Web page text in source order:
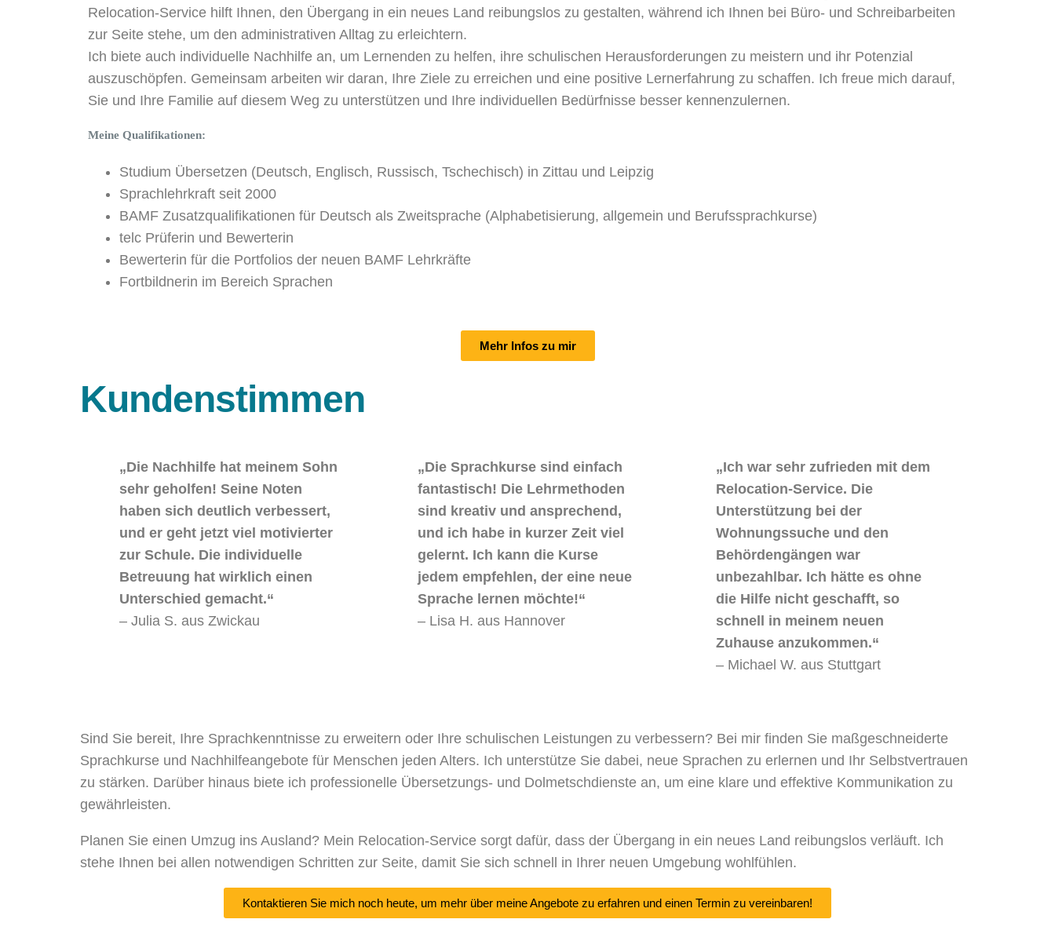
Relocation-Service hilft Ihnen, den Übergang in ein neues Land reibungslos zu gestalten, während ich Ihnen bei Büro- und Schreibarbeiten
zur Seite stehe, um den administrativen Alltag zu erleichtern.
Ich biete auch individuelle Nachhilfe an, um Lernenden zu helfen, ihre schulischen Herausforderungen zu meistern und ihr Potenzial
auszuschöpfen. Gemeinsam arbeiten wir daran, Ihre Ziele zu erreichen und eine positive Lernerfahrung zu schaffen. Ich freue mich darauf,
Sie und Ihre Familie auf diesem Weg zu unterstützen und Ihre individuellen Bedürfnisse besser kennenzulernen.
Meine Qualifikationen:
Studium Übersetzen (Deutsch, Englisch, Russisch, Tschechisch) in Zittau und Leipzig
Sprachlehrkraft seit 2000
BAMF Zusatzqualifikationen für Deutsch als Zweitsprache (Alphabetisierung, allgemein und Berufssprachkurse)
telc Prüferin und Bewerterin
Bewerterin für die Portfolios der neuen BAMF Lehrkräfte
Fortbildnerin im Bereich Sprachen
Mehr Infos zu mir
Kundenstimmen
„Die Nachhilfe hat meinem Sohn
sehr geholfen! Seine Noten
haben sich deutlich verbessert,
und er geht jetzt viel motivierter
zur Schule. Die individuelle
Betreuung hat wirklich einen
Unterschied gemacht.“
– Julia S. aus Zwickau
„Die Sprachkurse sind einfach
fantastisch! Die Lehrmethoden
sind kreativ und ansprechend,
und ich habe in kurzer Zeit viel
gelernt. Ich kann die Kurse
jedem empfehlen, der eine neue
Sprache lernen möchte!“
– Lisa H. aus Hannover
„Ich war sehr zufrieden mit dem
Relocation-Service. Die
Unterstützung bei der
Wohnungssuche und den
Behördengängen war
unbezahlbar. Ich hätte es ohne
die Hilfe nicht geschafft, so
schnell in meinem neuen
Zuhause anzukommen.“
– Michael W. aus Stuttgart
Sind Sie bereit, Ihre Sprachkenntnisse zu erweitern oder Ihre schulischen Leistungen zu verbessern? Bei mir finden Sie maßgeschneiderte
Sprachkurse und Nachhilfeangebote für Menschen jeden Alters. Ich unterstütze Sie dabei, neue Sprachen zu erlernen und Ihr Selbstvertrauen
zu stärken. Darüber hinaus biete ich professionelle Übersetzungs- und Dolmetschdienste an, um eine klare und effektive Kommunikation zu
gewährleisten.
Planen Sie einen Umzug ins Ausland? Mein Relocation-Service sorgt dafür, dass der Übergang in ein neues Land reibungslos verläuft. Ich
stehe Ihnen bei allen notwendigen Schritten zur Seite, damit Sie sich schnell in Ihrer neuen Umgebung wohlfühlen.
Kontaktieren Sie mich noch heute, um mehr über meine Angebote zu erfahren und einen Termin zu vereinbaren!